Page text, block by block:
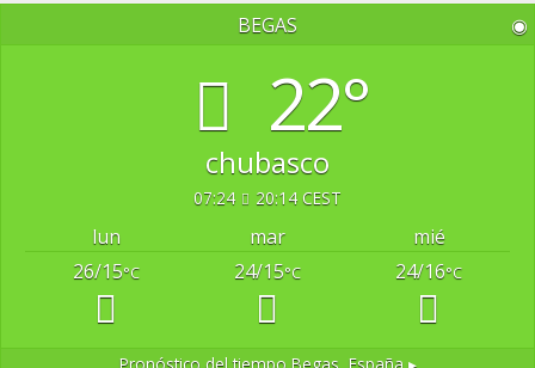
BEGAS ◉
22°
chubasco
07:24 20:14 CEST
lun mar
mié
26/15°C 24/15°C 24/16°C